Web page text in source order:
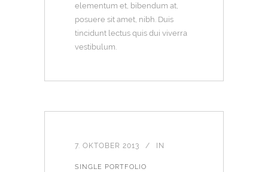
elementum et, bibendum at,
posuere sit amet, nibh. Duis
tincidunt lectus quis dui viverra
vestibulum.
7. OKTOBER 2013 IN
SINGLE PORTFOLIO